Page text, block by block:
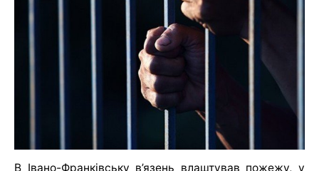
В Івано-Франківську в’язень влаштував пожежу, у